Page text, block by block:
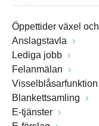
Öppettider växel
Anslagstavla
Lediga jobb
Felanmälan
Visselblåsarfunktion
Blankettsamling
E-tjänster